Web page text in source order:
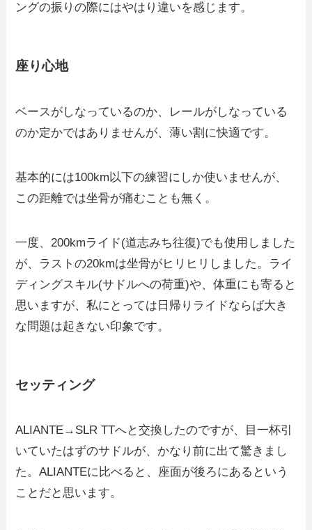
ングの振りの際にはやはり違いを感じます。
座り心地
ベースがしなっているのか、レールがしなっている
のか定かではありませんが、薄い割に快適です。
基本的には100km以下の練習にしか使いませんが、
この距離では坐骨が痛むことも無く。
一度、200kmライド(道志みち往復)でも使用しました
が、ラストの20kmは坐骨がヒリヒリしました。ライ
ディングスキル(サドルへの荷重)や、体重にも寄ると
思いますが、私にとっては日帰りライドならば大き
な問題は起きない印象です。
セッティング
ALIANTE→SLR TTへと交換したのですが、目一杯引
いていたはずのサドルが、かなり前に出て驚きまし
た。ALIANTEに比べると、座面が後ろにあるという
ことだと思います。